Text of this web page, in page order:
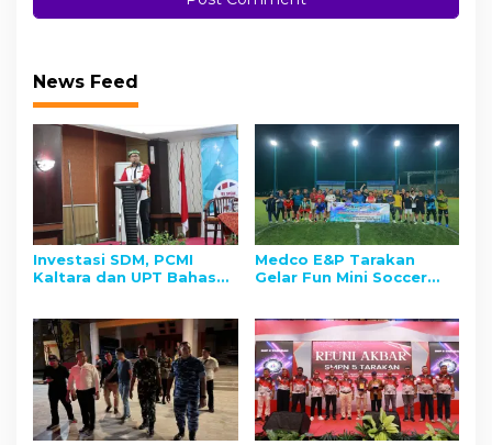
News Feed
Investasi SDM, PCMI
Kaltara dan UPT Bahasa
Pemuda Daerah
Medco E&P Tarakan
Gelar Fun Mini Soccer
Informasi Konstruktif